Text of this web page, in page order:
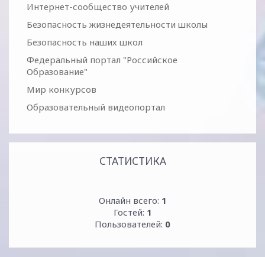
Интернет-сообщество учителей
Безопасность жизнедеятельности школы
Безопасность наших школ
Федеральный портал "Российское
Образование"
Мир конкурсов
Образовательный видеопортал
СТАТИСТИКА
Онлайн всего: 1
Гостей: 1
Пользователей: 0